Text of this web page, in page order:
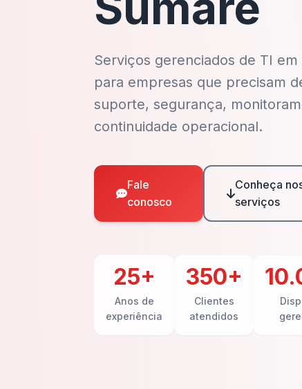
Serviços gerenciados de TI em
para empresas que precisam
suporte, segurança,
continuidade operacional.
Fale
conosco
Conheça
serviços
25+
Anos de
experiência
350+
Clientes
atendidos